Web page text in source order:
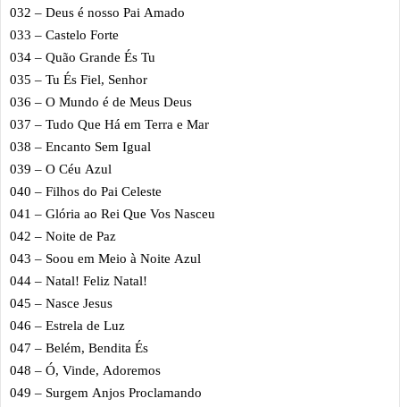
032 – Deus é nosso Pai Amado
033 – Castelo Forte
034 – Quão Grande És Tu
035 – Tu És Fiel, Senhor
036 – O Mundo é de Meus Deus
037 – Tudo Que Há em Terra e Mar
038 – Encanto Sem Igual
039 – O Céu Azul
040 – Filhos do Pai Celeste
041 – Glória ao Rei Que Vos Nasceu
042 – Noite de Paz
043 – Soou em Meio à Noite Azul
044 – Natal! Feliz Natal!
045 – Nasce Jesus
046 – Estrela de Luz
047 – Belém, Bendita És
048 – Ó, Vinde, Adoremos
049 – Surgem Anjos Proclamando